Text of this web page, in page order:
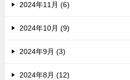
2024年11月 (6)
2024年10月 (9)
2024年9月 (3)
2024年8月 (12)